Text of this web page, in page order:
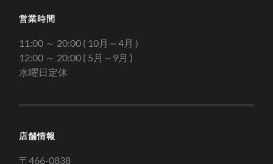
営業時間
11:00 ～ 20:00 ( 10月～4月 )
12:00 ～ 20:00 ( 5月～9月 )
水曜日定休
店舗情報
〒466-0838